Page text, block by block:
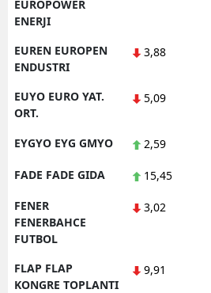
EUROPOWER
ENERJI
EUREN EUROPEN
ENDUSTRI
3,88
EUYO EURO YAT.
ORT.
5,09
EYGYO EYG GMYO 2,59
FADE FADE GIDA 15,45
FENER
FENERBAHCE
FUTBOL
3,02
FLAP FLAP
KONGRE TOPLANTI
9,91